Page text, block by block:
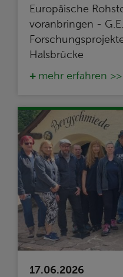
Europäische
voranbringen -
Halsbrücke
mehr erfahren >>
17.06.2026